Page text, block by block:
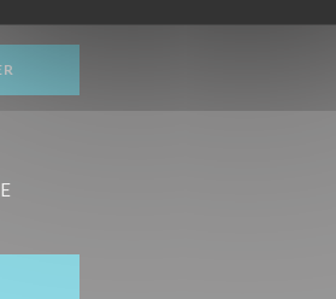
una nuova finestra))